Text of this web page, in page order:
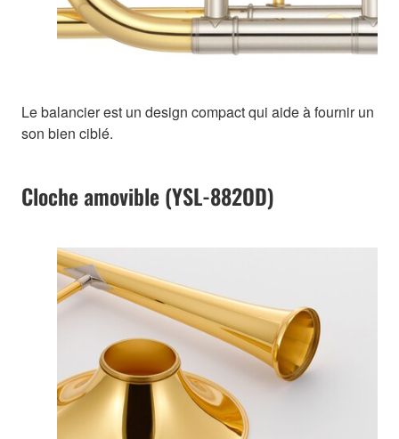
Le balancier est un design compact qui aide à fournir un
son bien ciblé.
Cloche amovible (YSL-882OD)